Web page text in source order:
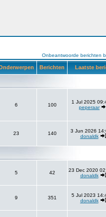
Onbeantwoorde berichten
Berichten Laatste
6 100
1 Jul 2025
peperaar
23 140
3 Jun 2026
donaldk
5 42
23 Dec 2020
donaldk
9 351
5 Jul 2023
donaldk